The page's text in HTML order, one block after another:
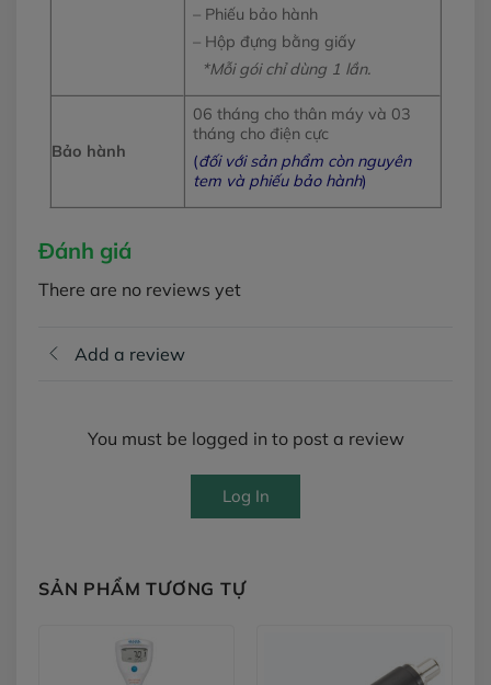
– Phiếu bảo hành
– Hộp đựng bằng giấy
*Mỗi gói chỉ dùng 1 lần.
Bảo hành
06 tháng cho thân máy và 03
tháng cho điện cực
(đối với sản phẩm còn nguyên
tem và phiếu bảo hành)
Đánh giá
There are no reviews yet
Add a review
You must be logged in to post a review
Log In
SẢN PHẨM TƯƠNG TỰ